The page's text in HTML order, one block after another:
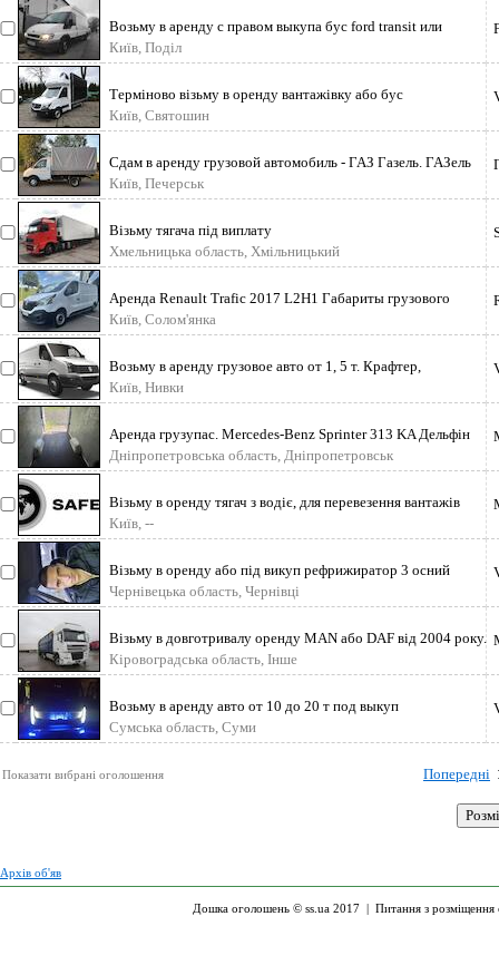
Возьму в аренду с правом выкупа бус ford transit или
mercedes sprinter от 2003 г
Київ, Поділ
Терміново візьму в оренду вантажівку або бус
вантажопідйомність до 5 тон Будь я
Київ, Святошин
Сдам в аренду грузовой автомобиль - ГАЗ Газель. ГАЗель
тент 3/ 2 /1. 9; объём
Київ, Печерськ
Візьму тягача під виплату
Хмельницька область, Хмільницький
Аренда Renault Trafic 2017 L2H1 Габариты грузового
отсека: Длина 2800 Ширина
Київ, Солом'янка
Возьму в аренду грузовое авто от 1, 5 т. Крафтер,
Спринтер, Мастер. 3500 грн/н
Київ, Нивки
Аренда грузупас. Mercedes-Benz Sprinter 313 KA Дельфін
Long Max 2008 рік. 5 мі
Дніпропетровська область, Дніпропетровськ
Візьму в оренду тягач з водіє, для перевезення вантажів
Україна - Польща
Київ, --
Візьму в оренду або під викуп рефрижиратор 3 осний
Чернівці. Порядність гаранту
Чернівецька область, Чернівці
Візьму в довготривалу оренду MAN або DAF від 2004 року.
Розгляну будь які варіан
Кіровоградська область, Інше
Возьму в аренду авто от 10 до 20 т под выкуп
Сумська область, Суми
Показати вибрані оголошення Попередні
Архів об'яв
Дошка оголошень © ss.ua 2017 | Питання з